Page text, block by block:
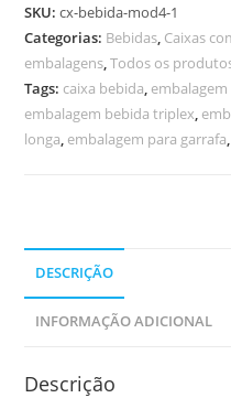
SKU:cx-bebida-mod4-1
Categorias: Bebidas, Caixas
embalagens,Todos os
Tags: caixa bebida,
embalagem bebida triplex,
longa, embalagem para garrafa,
DESCRIÇÃO
INFORMAÇÃO ADICIONAL
Descrição